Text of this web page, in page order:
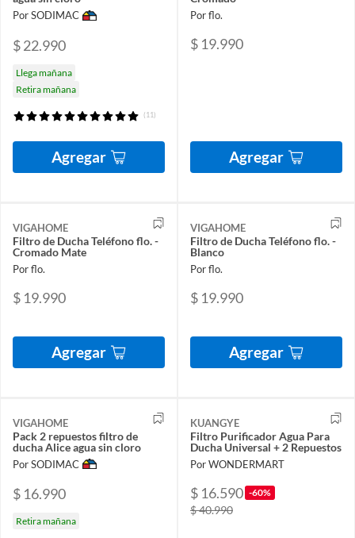
Por SODIMAC
$ 22.990
Llega mañana
Retira mañana
(11)
Agregar
Por flo.
$ 19.990
Agregar
VIGAHOME
Filtro de Ducha Teléfono flo. -
Cromado Mate
Por flo.
$ 19.990
Agregar
VIGAHOME
Filtro de Ducha Teléfono flo. -
Blanco
Por flo.
$ 19.990
Agregar
VIGAHOME
Pack 2 repuestos filtro de
ducha Alice agua sin cloro
Por SODIMAC
$ 16.990
Retira mañana
KUANGYE
Filtro Purificador Agua Para
Ducha Universal + 2 Repuestos
Por WONDERMART
$ 16.590 -60%
$ 40.990